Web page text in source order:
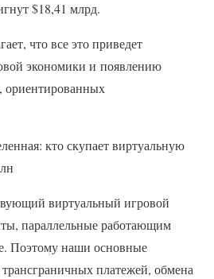
$18,41 млрд.
что все это приведет
экономики и появлению
ориентированных
кто скупает виртуальную
виртуальный игровой
параллельные работающим
Поэтому наши основные
платежей, обмена